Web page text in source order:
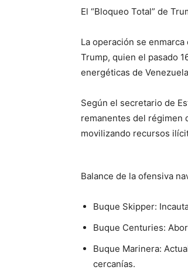
El “Bloqueo Total” de
La operación se
Trump, quien el pasado
energéticas de
Según el secretario de
remanentes del régimen
movilizando recursos
Balance de la ofensiva
Buque Skipper:
Buque Centuries:
Buque Marinera:
cercanías.